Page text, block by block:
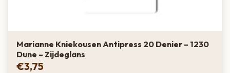
Marianne Kniekousen Antipress 20 Denier – 1230
Dune – Zijdeglans
€3,75